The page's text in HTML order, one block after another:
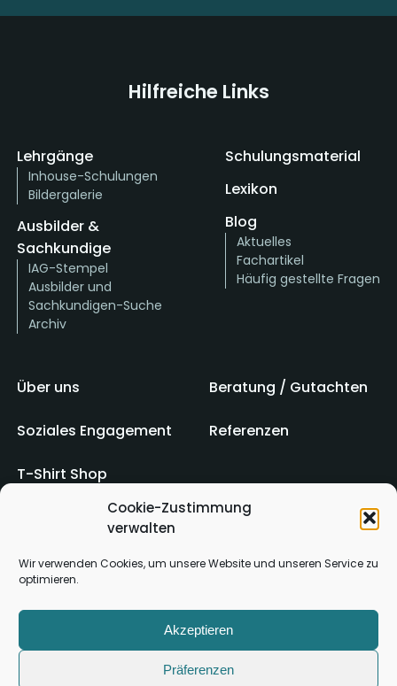
Cookie-Zustimmung
verwalten
Wir verwenden Cookies, um unsere Website und unseren Service zu
optimieren.
Akzeptieren
Präferenzen
Hilfreiche Links
Lehrgänge
Inhouse-Schulungen
Bildergalerie
Ausbilder &
Sachkundige
IAG-Stempel
Ausbilder und
Sachkundigen-Suche
Archiv
Schulungsmaterial
Lexikon
Blog
Aktuelles
Fachartikel
Häufig gestellte Fragen
Über uns Beratung / Gutachten
Soziales Engagement Referenzen
T-Shirt Shop
Impressum AGB